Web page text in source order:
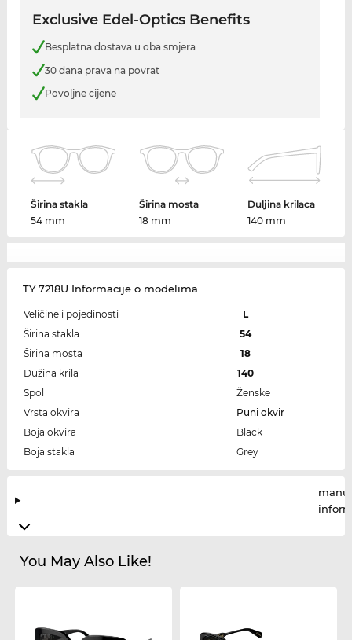
Exclusive Edel-Optics Benefits
Besplatna dostava u oba smjera
30 dana prava na povrat
Povoljne cijene
Širina stakla
54 mm
Širina mosta
18 mm
Duljina krilaca
140 mm
TY 7218U Informacije o modelima
Veličine i pojedinosti
L
Širina stakla
54
Širina mosta
18
Dužina krila
140
Spol
Ženske
Vrsta okvira
Puni okvir
Boja okvira
Black
Boja stakla
Grey
You May Also Like!